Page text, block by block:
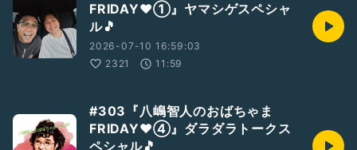
FRIDAY❤①』ヤマシゲスペシャ
ル🎵
2026-07-10 16:59:03
2321
11:59
#303『八嶋智人のおばちゃま
FRIDAY❤④』ダラダラトークス
ペシャル🎵